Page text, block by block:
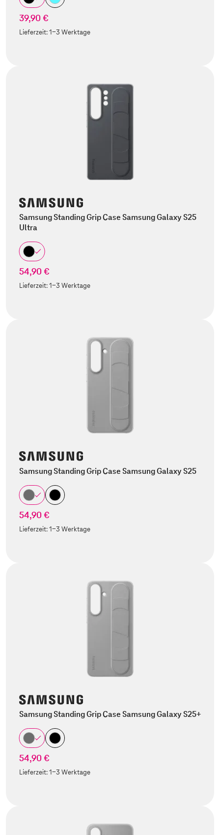
39,90 €
Lieferzeit:1-3 Werktage
Samsung Standing Grip Case Samsung Galaxy S25
Ultra
54,90 €
Lieferzeit:1-3 Werktage
Samsung Standing Grip Case Samsung Galaxy S25
54,90 €
Lieferzeit:1-3 Werktage
Samsung Standing Grip Case Samsung Galaxy S25+
54,90 €
Lieferzeit:1-3 Werktage